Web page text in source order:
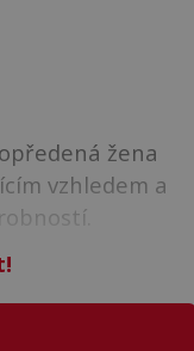
žena
vzhledem a